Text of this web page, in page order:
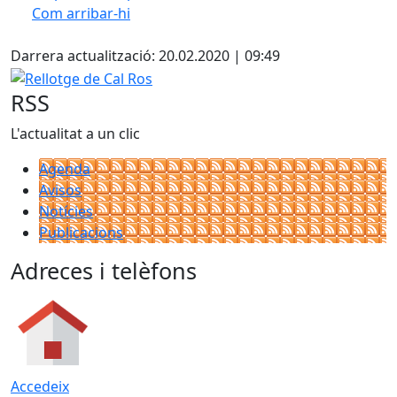
Com arribar-hi
+
−
Darrera actualització: 20.02.2020 | 09:49
Rellotge de Cal Ros
RSS
L'actualitat a un clic
Agenda
Avisos
Notícies
Publicacions
Adreces i telèfons
Accedeix